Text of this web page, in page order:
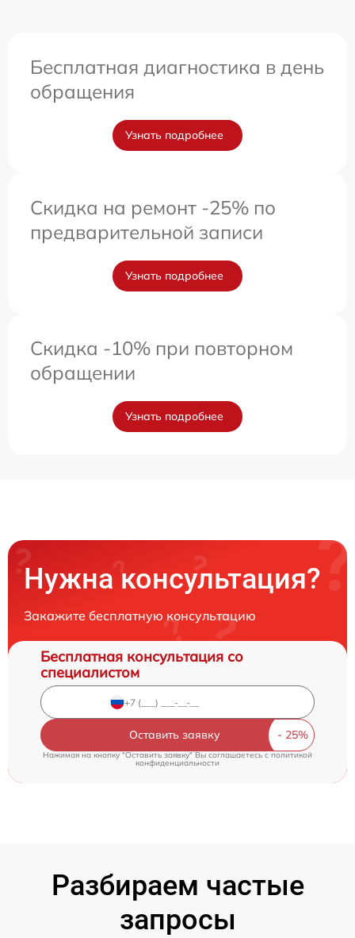
Бесплатная диагностика в день
обращения
Узнать подробнее
Скидка на ремонт -25% по
предварительной записи
Узнать подробнее
Скидка -10% при повторном
обращении
Узнать подробнее
Нужна консультация?
Закажите бесплатную консультацию
Бесплатная консультация со
специалистом
Оставить заявку
Нажимая на кнопку "Оставить заявку" Вы соглашаетесь c политикой
конфиденциальности
Разбираем частые
запросы